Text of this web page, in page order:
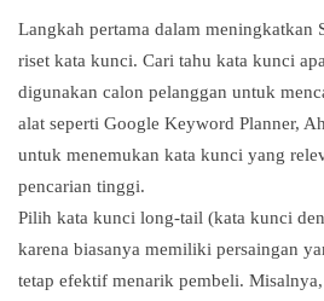
Langkah pertama dalam meningkatkan
riset kata kunci. Cari tahu kata kunci
digunakan calon pelanggan untuk
alat seperti Google Keyword Planner,
untuk menemukan kata kunci yang
pencarian tinggi.
Pilih kata kunci long-tail (kata kunci
karena biasanya memiliki persaingan
tetap efektif menarik pembeli.